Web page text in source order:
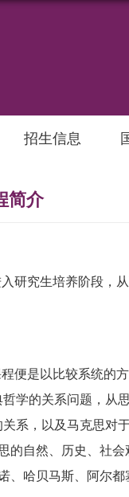
招生信息
简介
研究生培养阶段，
便是以比较系统的
学的关系问题，从
系，以及马克思对
自然、历史、社
哈贝马斯、阿尔都